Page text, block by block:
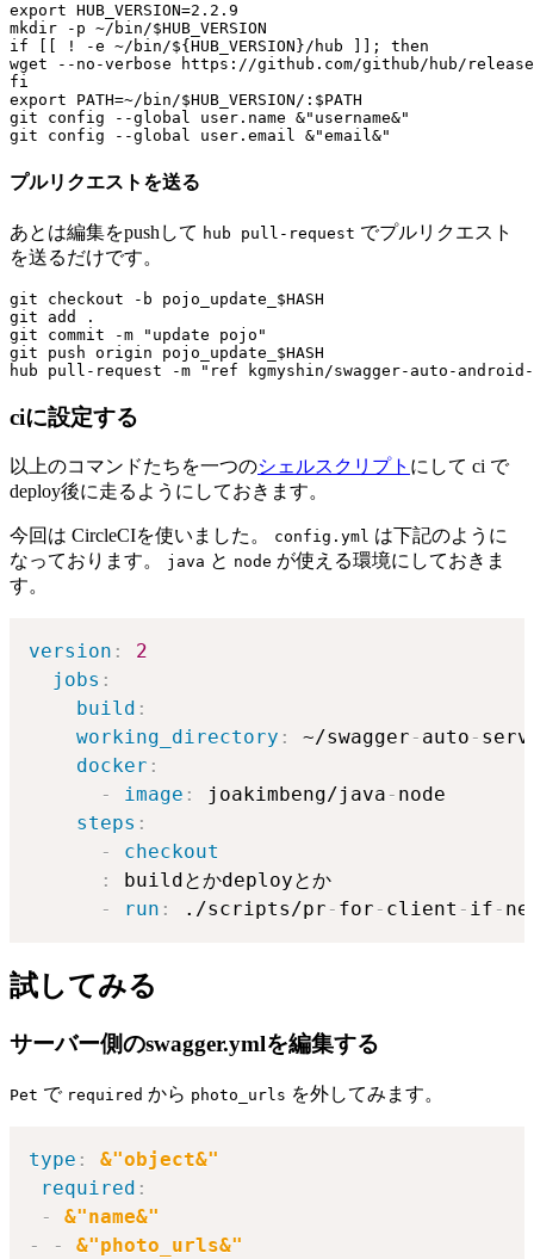
export HUB_VERSION=2.2.9
mkdir -p ~/bin/$HUB_VERSION
if [[ ! -e ~/bin/${HUB_VERSION}/hub ]]; then
wget --no-verbose https://github.com/github/hub/releases/
fi
export PATH=~/bin/$HUB_VERSION/:$PATH
git config --global user.name &"username&"
プルリクエストを送る
あとは編集をpushして hub pull-request でプルリクエスト
を送るだけです。
git checkout -b pojo_update_$HASH
git add .
git commit -m "update pojo"
git push origin pojo_update_$HASH
ciに設定する
以上のコマンドたちを一つのシェルスクリプト にして ci で
deploy後に走るようにしておきます。
今回は CircleCIを使いました。 config.yml は下記のように
なっております。
java と node が使える環境にしておきま
す。
version :
2
jobs :
build :
working_directory : ~/swagger - auto -
docker :
-
image : joakimbeng/java - node
steps :
-
checkout
:
buildとかdeployとか
-
run : ./scripts/pr - for - client - if -
試してみる
サーバー側のswagger.ymlを編集する
Pet で required から photo_urls を外してみます。
type :
&"object&"
required :
-
&"name&"
-
- &"photo_urls&"